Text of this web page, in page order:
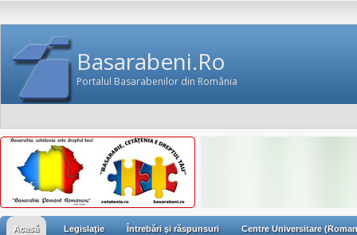
Basarabeni.Ro
Portalul Basarabenilor din România
Acasă Legislaţie Întrebări şi răspunsuri Centre Universitare